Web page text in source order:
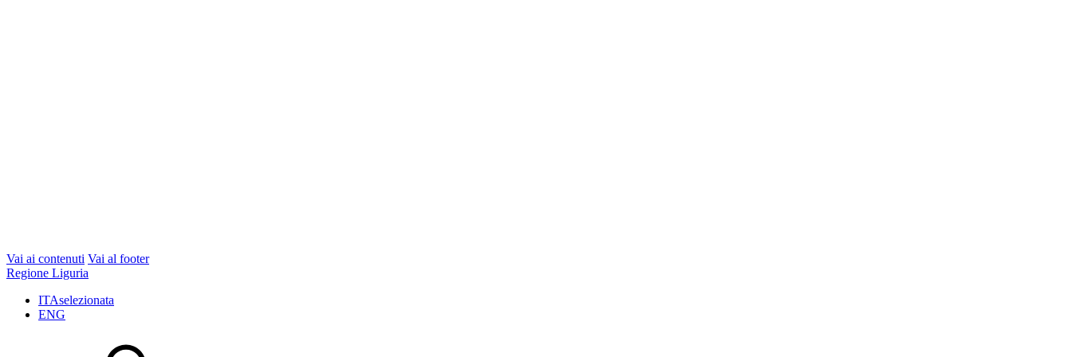
Vai ai contenuti Vai al footer
Regione Liguria
ITAselezionata
ENG